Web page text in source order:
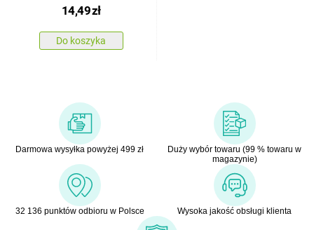
14,49zł
Do koszyka
Darmowa wysyłka powyżej 499 zł
Duży wybór towaru (99 % towaru w
magazynie)
32 136 punktów odbioru w Polsce Wysoka jakość obsługi klienta